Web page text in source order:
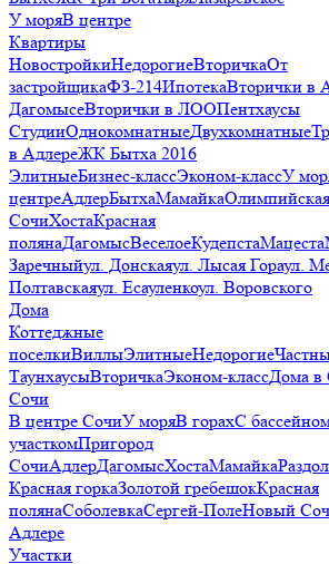
У моряВ центре
Квартиры
НовостройкиНедорогиеВторичкаОт
застройщикаФЗ-214ИпотекаВторички в
ДагомысеВторички в ЛООПентхаусы
СтудииОднокомнатныеДвухкомнатные
в АдлереЖК Бытха 2016
ЭлитныеБизнес-классЭконом-классУ
центреАдлерБытхаМамайка
СочиХостаКрасная
полянаДагомысВеселоеКудепстаМацеста
Заречныйул. Донскаяул. Лысая Гораул.
Полтавскаяул. Есауленкоул. Воровского
Дома
Коттеджные
поселкиВиллыЭлитныеНедорогие
ТаунхаусыВторичкаЭконом-классДома в
Сочи
В центре СочиУ моряВ горахС
участкомПригород
СочиАдлерДагомысХостаМамайка
Красная горкаЗолотой гребешокКрасная
полянаСоболевкаСергей-ПолеНовый
Адлере
Участки